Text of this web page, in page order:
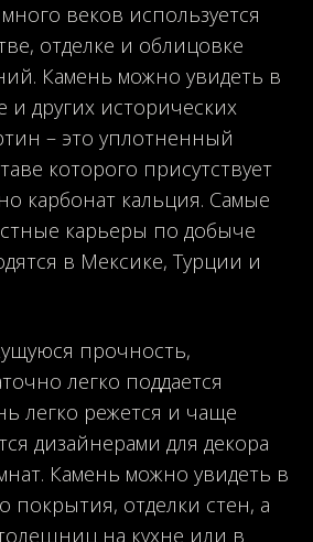
веков используется
отделке и облицовке
Камень можно увидеть в
и других исторических
– это уплотненный
которого присутствует
карбонат кальция. Самые
карьеры по добыче
в Мексике, Турции и
прочность,
легко поддается
легко режется и чаще
дизайнерами для декора
Камень можно увидеть в
покрытия, отделки стен, а
на кухне или в